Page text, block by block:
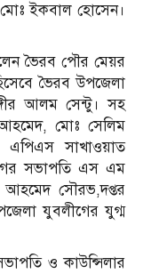
ইকবাল হোসেন।
ভৈরব পৌর মেয়র
ভৈরব উপজেলা
আলম সেন্টু। সহ
আহমেদ, মোঃ সেলিম
এপিএস সাখাওয়াত
সভাপতি এস এম
আহমেদ সৌরভ,দপ্তর
যুবলীগের যুগ্ম
ও কাউন্সিলার